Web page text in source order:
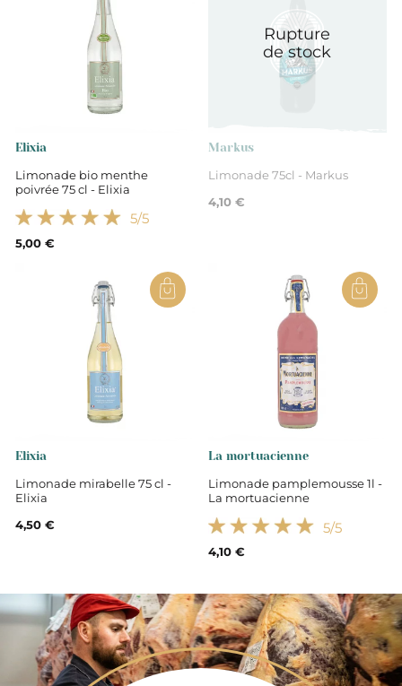
Elixia
Limonade bio menthe
poivrée 75 cl - Elixia
5/5
5,00 €
Rupture
de stock
Markus
Limonade 75cl - Markus
4,10 €
Elixia
Limonade mirabelle 75 cl -
Elixia
4,50 €
La mortuacienne
Limonade pamplemousse 1l -
La mortuacienne
5/5
4,10 €